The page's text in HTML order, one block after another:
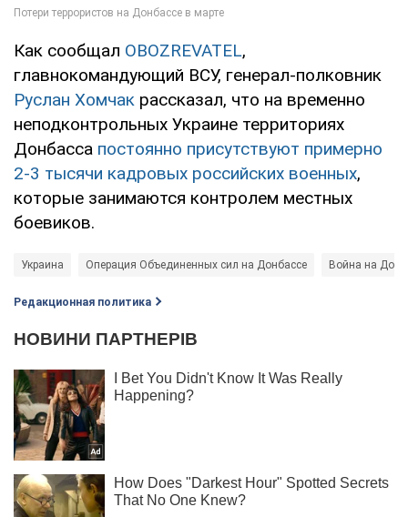
Как сообщал OBOZREVATEL,
главнокомандующий ВСУ, генерал-полковник
Руслан Хомчак рассказал, что на временно
неподконтрольных Украине территориях
Донбасса постоянно присутствуют примерно
2-3 тысячи кадровых российских военных,
которые занимаются контролем местных
боевиков.
Украина Операция Объединенных сил на Донбассе Война на
Редакционная политика